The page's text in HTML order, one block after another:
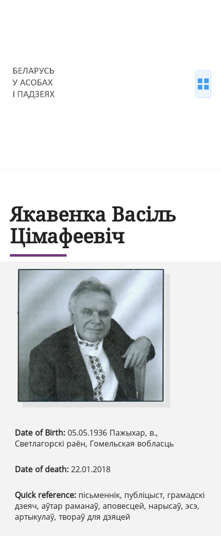
Якавенка Васіль
Цімафеевіч
Date of Birth: 05.05.1936 Пажыхар, в.,
Светлагорскі раён, Гомельская вобласць
Date of death: 22.01.2018
Quick reference: пісьменнік, публіцыст, грамадскі
дзеяч, аўтар раманаў, аповесцей, нарысаў, эсэ,
артыкулаў, твораў для дзяцей